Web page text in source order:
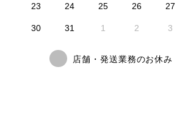
23 24 25 26 27
30 31 1 2 3
店舗・発送業務のお休み